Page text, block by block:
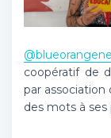
coopératif de
par association
des mots à ses